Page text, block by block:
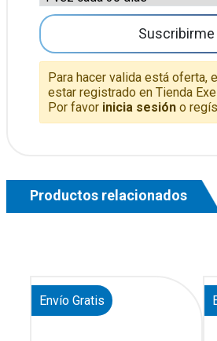
Suscribirme
Para hacer valida está oferta,
estar registrado en Tienda
Por favor inicia sesióno
Productos relacionados
Envío Gratis